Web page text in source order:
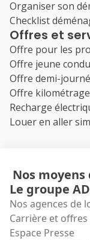
Organiser son
Checklist
Offres et
Offre pour les
Offre jeune
Offre demi-
Offre
Recharge
Louer en aller
Nos moyens
Le groupe
Nos agences de
Carrière et
Espace Presse